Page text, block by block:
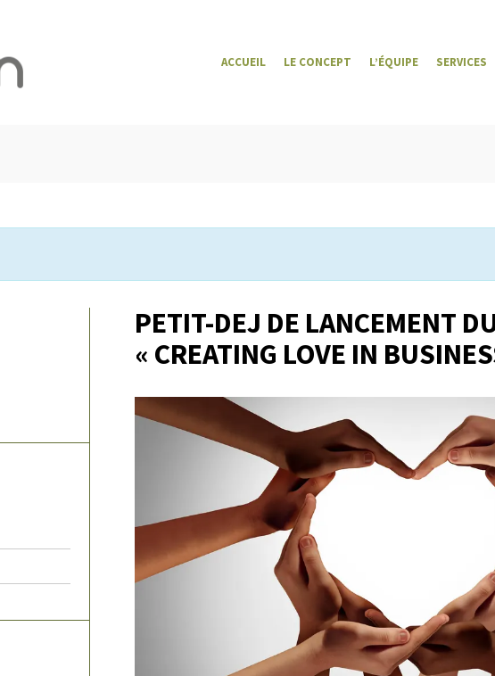
ACCUEIL LE CONCEPT L’ÉQUIPE SERVICES
PETIT-DEJ DE LANCEMENT
« CREATING LOVE IN